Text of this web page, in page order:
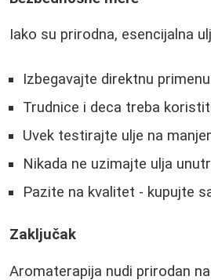
Iako su prirodna, esencijalna
Izbegavajte direktnu
Trudnice i deca treba
Uvek testirajte ulje na
Nikada ne uzimajte ulja
Pazite na kvalitet - kupujte
Zaključak
Aromaterapija nudi prirodan